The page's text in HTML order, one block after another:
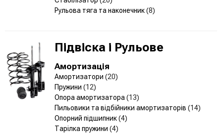
Рульова тяга та наконечник(8)
Підвіска і Рульове
Амортизація
Амортизатори (20)
Пружини (12)
Опора амортизатора (13)
Пильовики та відбійники амортизаторів (14)
Опорний підшипник(4)
Тарілка пружини (4)